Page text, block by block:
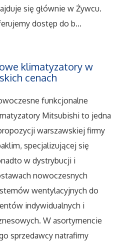
Catering
Porady Prawne
Hodowla Zwierząt
Porządkowanie
Serwis
Usługi
się głównie w Żywcu.
dostęp do b...
klimatyzatory w
cenach
funkcjonalne
Mitsubishi to jedna
warszawskiej firmy
specjalizującej się
w dystrybucji i
nowoczesnych
wentylacyjnych do
indywidualnych i
W asortymencie
sprzedawcy natrafimy